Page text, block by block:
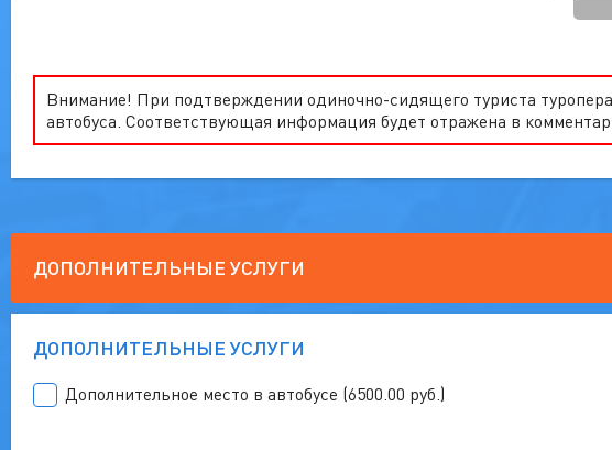
Внимание! При подтверждении одиночно-сидящего туриста
автобуса. Соответствующая информация будет отражена в
ДОПОЛНИТЕЛЬНЫЕ УСЛУГИ
ДОПОЛНИТЕЛЬНЫЕ УСЛУГИ
Дополнительное место в автобусе (6500.00 руб.)